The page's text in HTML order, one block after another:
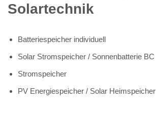
Solartechnik
Batteriespeicher individuell
Solar Stromspeicher / Sonnenbatterie BC
Stromspeicher
PV Energiespeicher / Solar Heimspeicher